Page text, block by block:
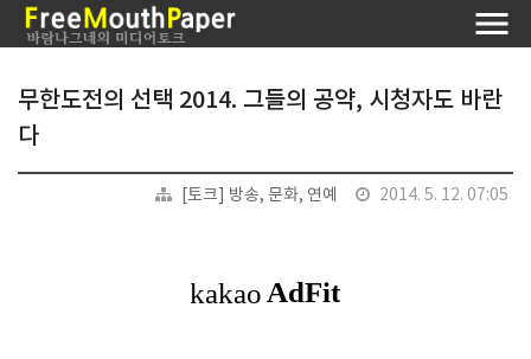
무한도전의 선택 2014. 그들의 공약, 시청자도 바란
다
[토크] 방송, 문화, 연예 2014. 5. 12. 07:05